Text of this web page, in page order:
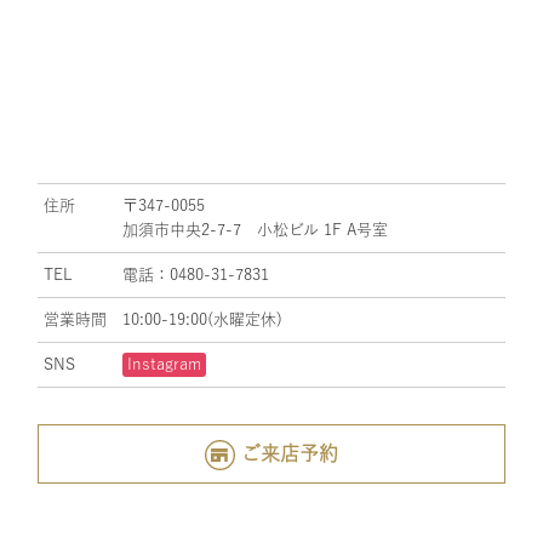
住所
〒347-0055
加須市中央2-7-7 小松ビル 1F A号室
TEL 電話：0480-31-7831
営業時間 10:00-19:00(水曜定休)
SNS Instagram
ご来店予約